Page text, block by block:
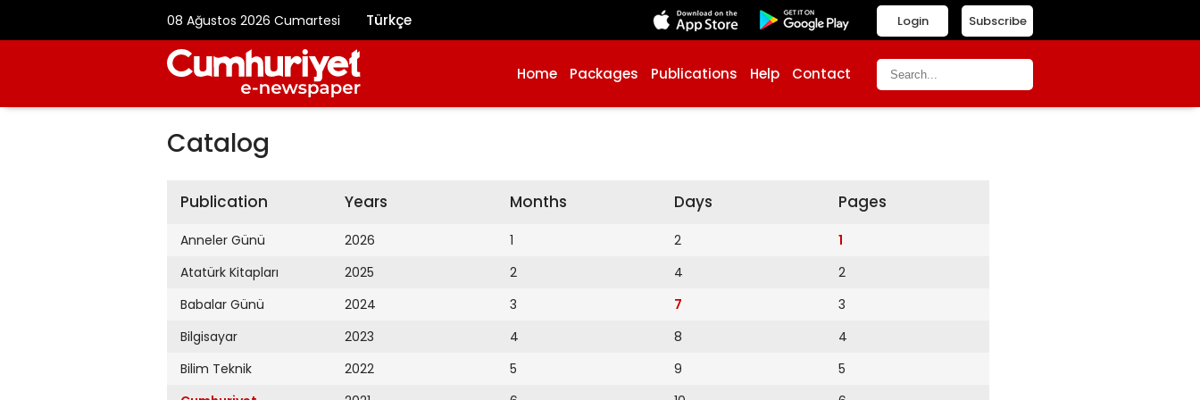
08 Ağustos 2026 Cumartesi Türkçe Subscribe
Login
Home Packages Publications Help Contact
Catalog
Publication
Anneler Günü
Atatürk Kitapları
Babalar Günü
Bilgisayar
Bilim Teknik
Years
2026
2025
2024
2023
2022
Months
1
2
3
4
5
Days
2
4
7
8
9
Pages
1
2
3
4
5